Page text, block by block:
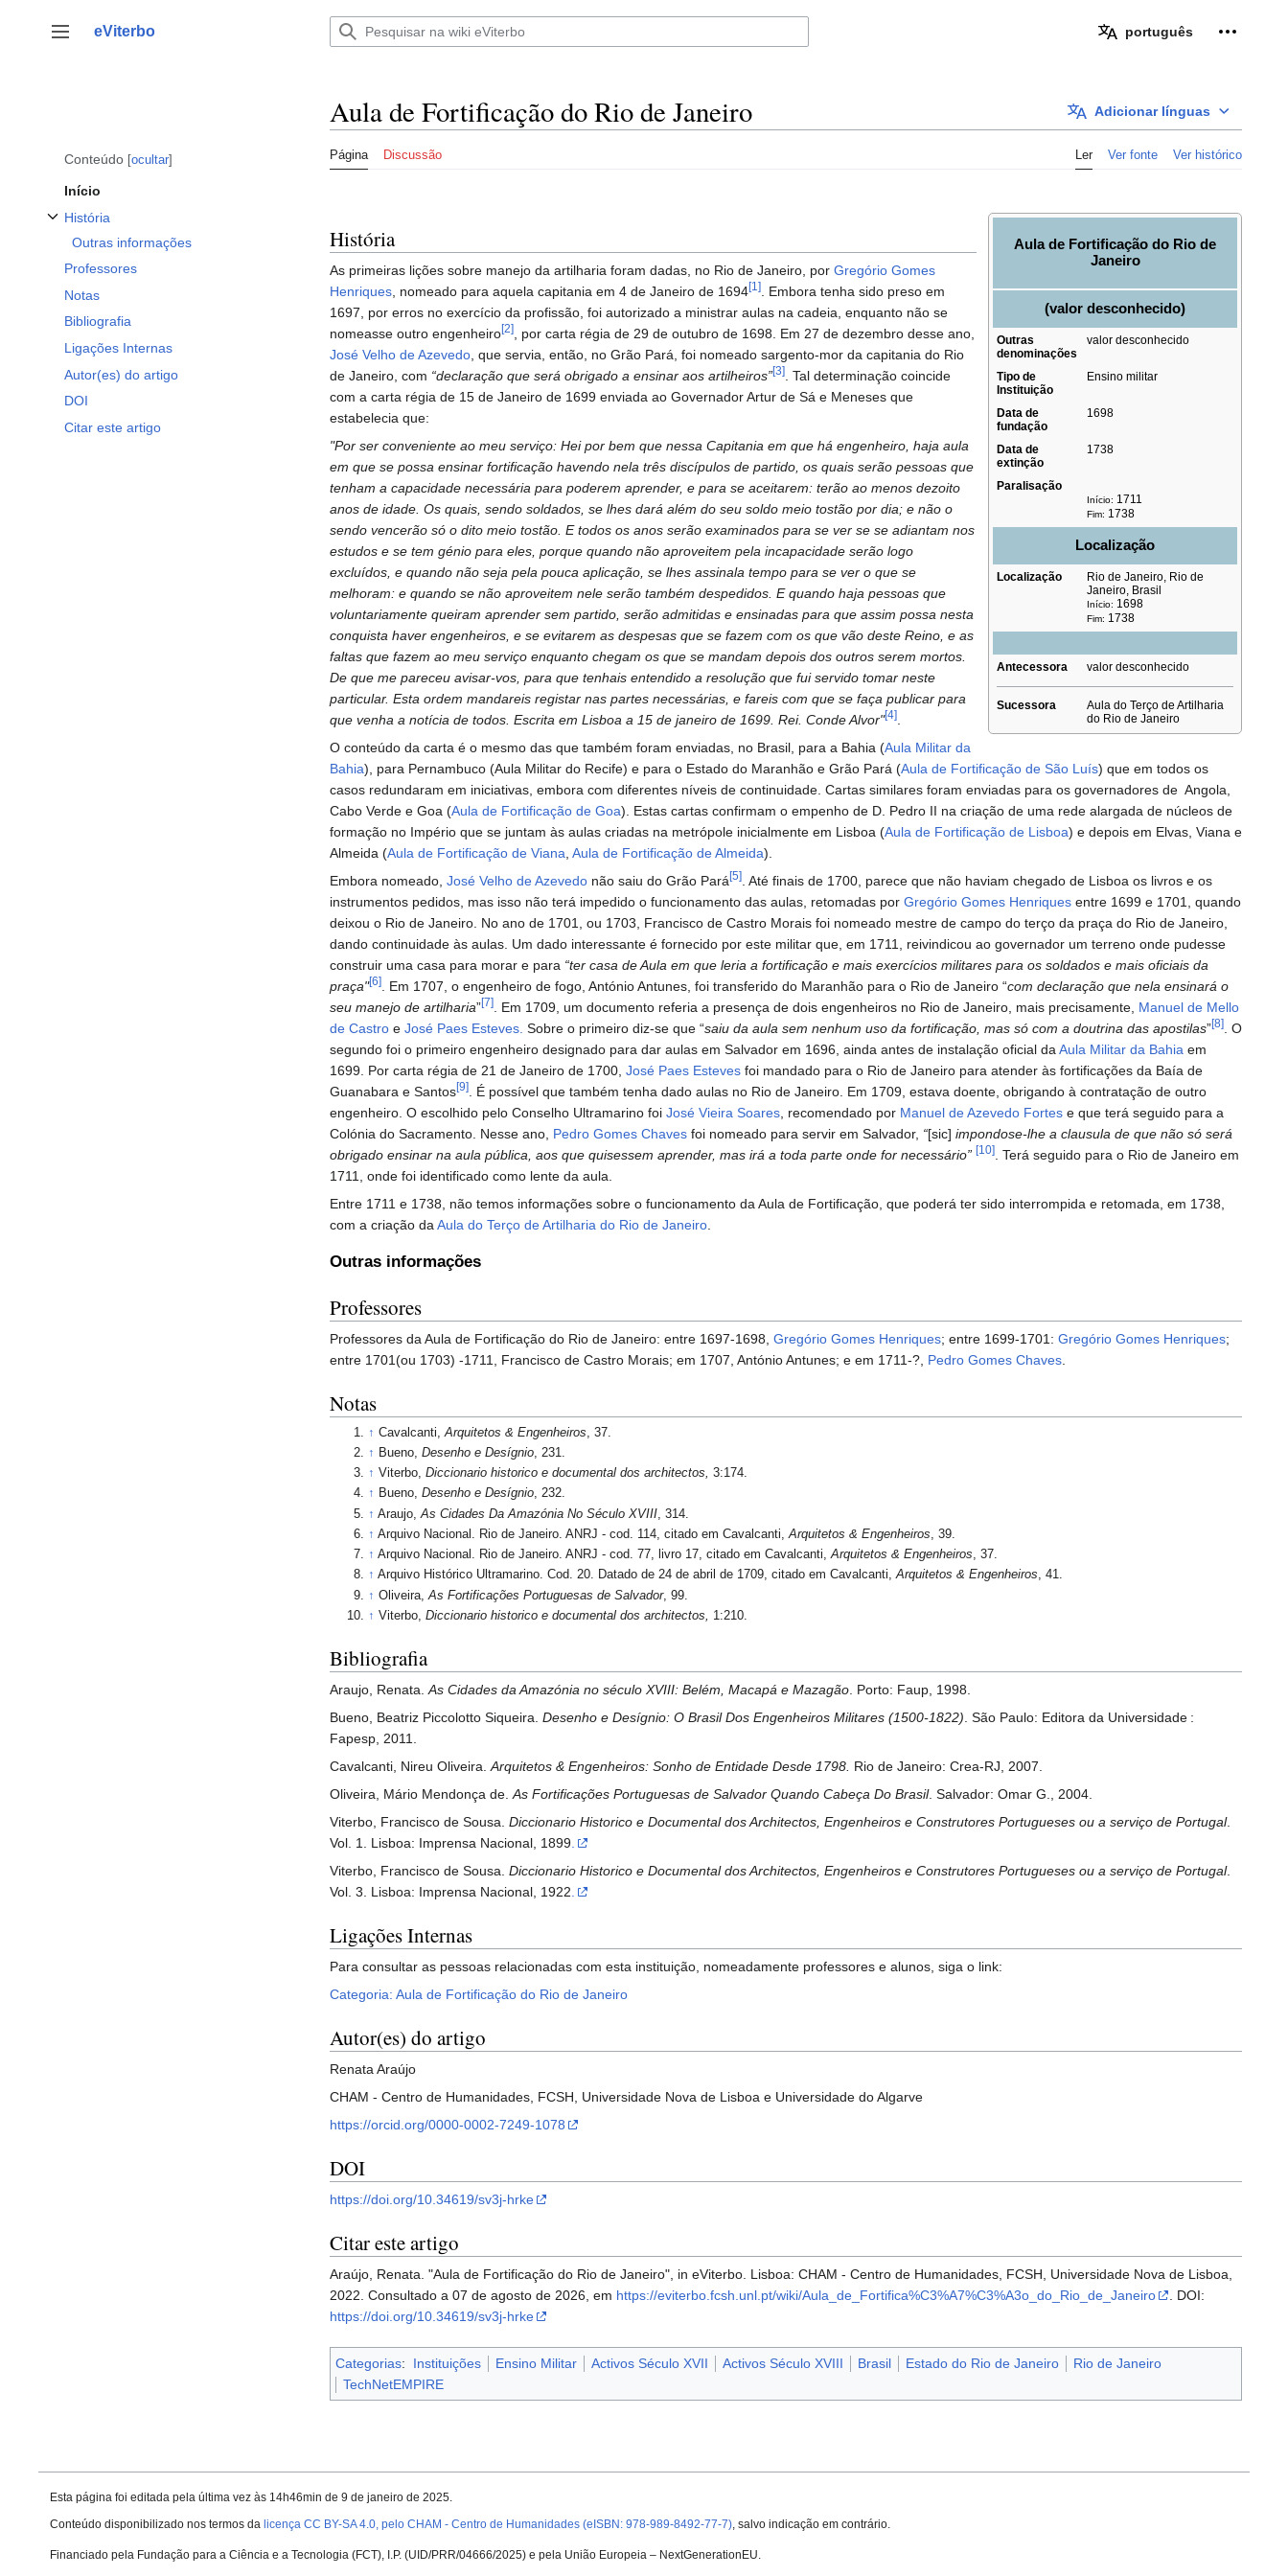
para
Alternar barra lateral
eViterbo português
Conteúdo ocultar
Início
História
Outras informações
Professores
Notas
Bibliografia
Ligações Internas
Autor(es) do artigo
DOI
Citar este artigo
Adicionar línguas
Aula de Fortificação do Rio de Janeiro
Página Discussão Ler Ver fonte Ver histórico
Aula de Fortificação do Rio de
Janeiro
(valor desconhecido)
Outras
denominações
valor desconhecido
Tipo de
Instituição
Ensino militar
Data de
fundação
1698
Data de
extinção
1738
Paralisação
Início: 1711
Fim: 1738
Localização
Localização
Rio de Janeiro, Rio de
Janeiro, Brasil
Início: 1698
Fim: 1738
Antecessora valor desconhecido
Sucessora
Aula do Terço de Artilharia
do Rio de Janeiro
História
As primeiras lições sobre manejo da artilharia foram dadas, no Rio de Janeiro, por Gregório Gomes
Henriques , nomeado para aquela capitania em 4 de Janeiro de 1694[1]
. Embora tenha sido preso em
1697, por erros no exercício da profissão, foi autorizado a ministrar aulas na cadeia, enquanto não se
nomeasse outro engenheiro[2]
, por carta régia de 29 de outubro de 1698. Em 27 de dezembro desse ano,
José Velho de Azevedo , que servia, então, no Grão Pará, foi nomeado sargento-mor da capitania do Rio
de Janeiro, com “declaração que será obrigado a ensinar aos artilheiros”[3]
. Tal determinação coincide
com a carta régia de 15 de Janeiro de 1699 enviada ao Governador Artur de Sá e Meneses que
estabelecia que:
"Por ser conveniente ao meu serviço: Hei por bem que nessa Capitania em que há engenheiro, haja aula
em que se possa ensinar fortificação havendo nela três discípulos de partido, os quais serão pessoas que
tenham a capacidade necessária para poderem aprender, e para se aceitarem: terão ao menos dezoito
anos de idade. Os quais, sendo soldados, se lhes dará além do seu soldo meio tostão por dia; e não o
sendo vencerão só o dito meio tostão. E todos os anos serão examinados para se ver se se adiantam nos
estudos e se tem génio para eles, porque quando não aproveitem pela incapacidade serão logo
excluídos, e quando não seja pela pouca aplicação, se lhes assinala tempo para se ver o que se
melhoram: e quando se não aproveitem nele serão também despedidos. E quando haja pessoas que
voluntariamente queiram aprender sem partido, serão admitidas e ensinadas para que assim possa nesta
conquista haver engenheiros, e se evitarem as despesas que se fazem com os que vão deste Reino, e as
faltas que fazem ao meu serviço enquanto chegam os que se mandam depois dos outros serem mortos.
De que me pareceu avisar-vos, para que tenhais entendido a resolução que fui servido tomar neste
particular. Esta ordem mandareis registar nas partes necessárias, e fareis com que se faça publicar para
que venha a notícia de todos. Escrita em Lisboa a 15 de janeiro de 1699. Rei. Conde Alvor"[4]
O conteúdo da carta é o mesmo das que também foram enviadas, no Brasil, para a Bahia (Aula Militar da
Bahia), para Pernambuco (Aula Militar do Recife) e para o Estado do Maranhão e Grão Pará (Aula de Fortificação de São Luís) que em todos os
casos redundaram em iniciativas, embora com diferentes níveis de continuidade. Cartas similares foram enviadas para os governadores de Angola,
Cabo Verde e Goa (Aula de Fortificação de Goa). Estas cartas confirmam o empenho de D. Pedro II na criação de uma rede alargada de núcleos de
formação no Império que se juntam às aulas criadas na metrópole inicialmente em Lisboa (Aula de Fortificação de Lisboa) e depois em Elvas, Viana e
Almeida (Aula de Fortificação de Viana Aula de Fortificação de Almeida).
Embora nomeado, José Velho de Azevedo não saiu do Grão Pará [5]
. Até finais de 1700, parece que não haviam chegado de Lisboa os livros e os
instrumentos pedidos, mas isso não terá impedido o funcionamento das aulas, retomadas por Gregório Gomes Henriques entre 1699 e 1701, quando
deixou o Rio de Janeiro. No ano de 1701, ou 1703, Francisco de Castro Morais foi nomeado mestre de campo do terço da praça do Rio de Janeiro,
dando continuidade às aulas. Um dado interessante é fornecido por este militar que, em 1711, reivindicou ao governador um terreno onde pudesse
construir uma casa para morar e para “ter casa de Aula em que leria a fortificação e mais exercícios militares para os soldados e mais oficiais da
praça"[6] . Em 1707, o engenheiro de fogo, António Antunes, foi transferido do Maranhão para o Rio de Janeiro “com declaração que nela ensinará o
seu manejo de artilharia”[7] . Em 1709, um documento referia a presença de dois engenheiros no Rio de Janeiro, mais precisamente, Manuel de Mello
de Castro e José Paes Esteves. Sobre o primeiro diz-se que “saiu da aula sem nenhum uso da fortificação, mas só com a doutrina das apostilas”[8]
. O
segundo foi o primeiro engenheiro designado para dar aulas em Salvador em 1696, ainda antes de instalação oficial da Aula Militar da Bahia em
1699. Por carta régia de 21 de Janeiro de 1700, José Paes Esteves foi mandado para o Rio de Janeiro para atender às fortificações da Baía de
Guanabara e Santos[9]
. É possível que também tenha dado aulas no Rio de Janeiro. Em 1709, estava doente, obrigando à contratação de outro
engenheiro. O escolhido pelo Conselho Ultramarino foi José Vieira Soares , recomendado por Manuel de Azevedo Fortes e que terá seguido para a
Colónia do Sacramento. Nesse ano, Pedro Gomes Chaves foi nomeado para servir em Salvador, “[sic] impondose-lhe a clausula de que não só será
obrigado ensinar na aula pública, aos que quisessem aprender, mas irá a toda parte onde for necessário” [10]
. Terá seguido para o Rio de Janeiro em
1711, onde foi identificado como lente da aula.
Entre 1711 e 1738, não temos informações sobre o funcionamento da Aula de Fortificação, que poderá ter sido interrompida e retomada, em 1738,
com a criação da Aula do Terço de Artilharia do Rio de Janeiro
Outras informações
Professores
Professores da Aula de Fortificação do Rio de Janeiro: entre 1697-1698, Gregório Gomes Henriques; entre 1699-1701: Gregório Gomes Henriques;
entre 1701(ou 1703) -1711, Francisco de Castro Morais; em 1707, António Antunes; e em 1711-?, Pedro Gomes Chaves.
Notas
↑ Cavalcanti,Arquitetos & Engenheiros , 37.
↑ Bueno,Desenho e Desígnio, 231.
↑ Viterbo,Diccionario historico e documental dos architectos, 3:174.
↑ Bueno,Desenho e Desígnio, 232.
↑ Araujo,As Cidades Da Amazónia No Século XVIII , 314.
↑ Arquivo Nacional. Rio de Janeiro. ANRJ - cod. 114, citado em Cavalcanti,Arquitetos & Engenheiros, 39.
↑ Arquivo Nacional. Rio de Janeiro. ANRJ - cod. 77, livro 17, citado em Cavalcanti,Arquitetos & Engenheiros, 37.
↑ Arquivo Histórico Ultramarino. Cod. 20. Datado de 24 de abril de 1709, citado em Cavalcanti,Arquitetos & Engenheiros, 41.
↑ Oliveira,As Fortificações Portuguesas de Salvador, 99.
↑ Viterbo,Diccionario historico e documental dos architectos, 1:210.
Bibliografia
Araujo, Renata. As Cidades da Amazónia no século XVIII: Belém, Macapá e Mazagão . Porto: Faup, 1998.
Bueno, Beatriz Piccolotto Siqueira. Desenho e Desígnio: O Brasil Dos Engenheiros Militares (1500-1822) . São Paulo: Editora da Universidade :
Fapesp, 2011.
Cavalcanti, Nireu Oliveira. Arquitetos & Engenheiros: Sonho de Entidade Desde 1798. Rio de Janeiro: Crea-RJ, 2007.
Oliveira, Mário Mendonça de. As Fortificações Portuguesas de Salvador Quando Cabeça Do Brasil. Salvador: Omar G., 2004.
Viterbo, Francisco de Sousa. Diccionario Historico e Documental dos Architectos, Engenheiros e Construtores Portugueses ou a serviço de Portugal.
Vol. 1. Lisboa: Imprensa Nacional, 1899
Viterbo, Francisco de Sousa. Diccionario Historico e Documental dos Architectos, Engenheiros e Construtores Portugueses ou a serviço de Portugal.
Vol. 3. Lisboa: Imprensa Nacional, 1922
Ligações Internas
Para consultar as pessoas relacionadas com esta instituição, nomeadamente professores e alunos, siga o link:
Categoria: Aula de Fortificação do Rio de Janeiro
Autor(es) do artigo
Renata Araújo
CHAM - Centro de Humanidades, FCSH, Universidade Nova de Lisboa e Universidade do Algarve
https://orcid.org/0000-0002-7249-1078
DOI
https://doi.org/10.34619/sv3j-hrke
Citar este artigo
Araújo, Renata. "Aula de Fortificação do Rio de Janeiro", in eViterbo. Lisboa: CHAM - Centro de Humanidades, FCSH, Universidade Nova de Lisboa,
2022. Consultado a 07 de agosto de 2026, em https://eviterbo.fcsh.unl.pt/wiki/Aula_de_Fortifica%C3%A7%C3%A3o_do_Rio_de_Janeiro
. DOI:
https://doi.org/10.34619/sv3j-hrke
Categorias: Instituições Ensino Militar Activos Século XVII Activos Século XVIII Brasil Estado do Rio de Janeiro
Rio de Janeiro
TechNetEMPIRE
Esta página foi editada pela última vez às 14h46min de 9 de janeiro de 2025.
Conteúdo disponibilizado nos termos da licença CC BY-SA 4.0, pelo CHAM - Centro de Humanidades (eISBN: 978-989-8492-77-7), salvo indicação em contrário.
Financiado pela Fundação para a Ciência e a Tecnologia (FCT), I.P. (UID/PRR/04666/2025) e pela União Europeia – NextGenerationEU.